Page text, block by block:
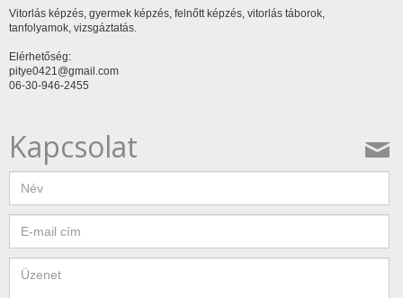
Vitorlás képzés, gyermek képzés, felnőtt képzés, vitorlás táborok,
tanfolyamok, vizsgáztatás.
Elérhetőség:
pitye0421@gmail.com
06-30-946-2455
Kapcsolat